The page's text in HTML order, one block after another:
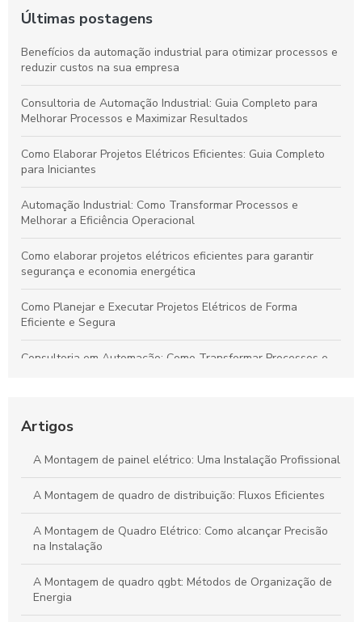
Últimas postagens
Benefícios da automação industrial para otimizar processos e
reduzir custos na sua empresa
Consultoria de Automação Industrial: Guia Completo para
Melhorar Processos e Maximizar Resultados
Como Elaborar Projetos Elétricos Eficientes: Guia Completo
para Iniciantes
Automação Industrial: Como Transformar Processos e
Melhorar a Eficiência Operacional
Como elaborar projetos elétricos eficientes para garantir
segurança e economia energética
Como Planejar e Executar Projetos Elétricos de Forma
Eficiente e Segura
Consultoria em Automação: Como Transformar Processos e
na Sua Indústria
Transforme Seu Negócio e Maximize a Eficiência com
Consultoria em Automação
Guia Definitivo para Criar Projetos Elétricos Sustentáveis e de
Alta Eficiência
Artigos
A Montagem de painel elétrico: Uma Instalação Profissional
A Montagem de quadro de distribuição: Fluxos Eficientes
A Montagem de Quadro Elétrico: Como alcançar Precisão
na Instalação
A Montagem de quadro qgbt: Métodos de Organização de
Energia